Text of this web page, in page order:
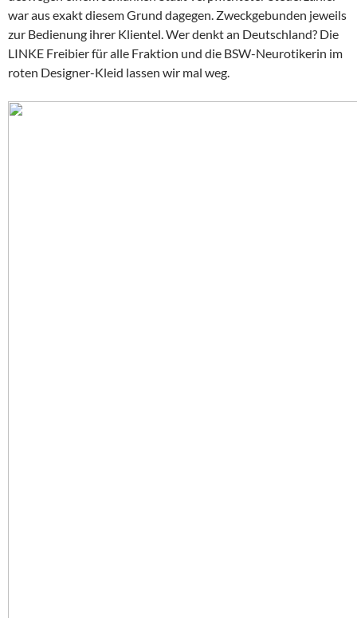
war aus exakt diesem Grund dagegen. Zweckgebunden jeweils
zur Bedienung ihrer Klientel. Wer denkt an Deutschland? Die
LINKE Freibier für alle Fraktion und die BSW-Neurotikerin im
roten Designer-Kleid lassen wir mal weg.